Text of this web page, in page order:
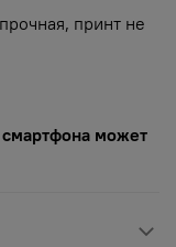
принт не
смартфона может